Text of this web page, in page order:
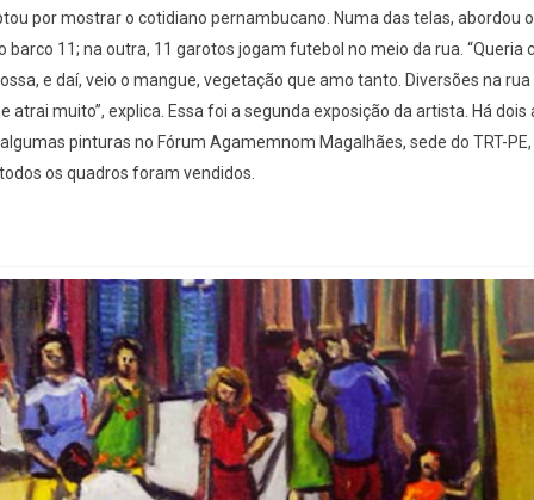
por mostrar o cotidiano pernambucano. Numa das telas, abordou
barco 11; na outra, 11 garotos jogam futebol no meio da rua. “Queria
e daí, veio o mangue, vegetação que amo tanto. Diversões na
atrai muito”, explica. Essa foi a segunda exposição da artista. Há dois
pinturas no Fórum Agamemnom Magalhães, sede do TRT-
os quadros foram vendidos.